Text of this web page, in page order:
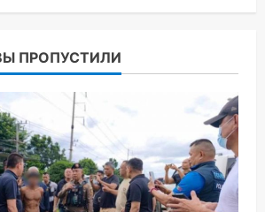
ПРОПУСТИЛИ